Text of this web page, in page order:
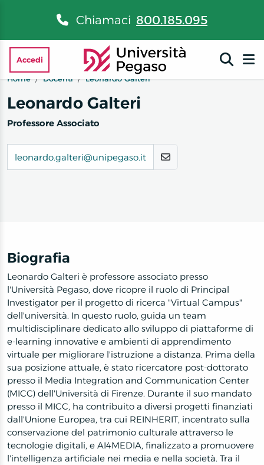
Chiamaci 800.185.095
Accedi
Home
Docenti Leonardo Galteri
Leonardo Galteri
Professore Associato
leonardo.galteri@unipegaso.it
Biografia
Leonardo Galteri è professore associato presso
l'Università Pegaso, dove ricopre il ruolo di Principal
Investigator per il progetto di ricerca "Virtual Campus"
dell'università. In questo ruolo, guida un team
multidisciplinare dedicato allo sviluppo di piattaforme di
e-learning innovative e ambienti di apprendimento
virtuale per migliorare l'istruzione a distanza. Prima della
sua posizione attuale, è stato ricercatore post-dottorato
presso il Media Integration and Communication Center
(MICC) dell'Università di Firenze. Durante il suo mandato
presso il MICC, ha contribuito a diversi progetti finanziati
dall'Unione Europea, tra cui REINHERIT, incentrato sulla
conservazione del patrimonio culturale attraverso le
tecnologie digitali, e AI4MEDIA, finalizzato a promuovere
l'intelligenza artificiale nei media e nella società. Tra il